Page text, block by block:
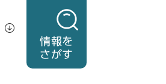
情報を
さがす